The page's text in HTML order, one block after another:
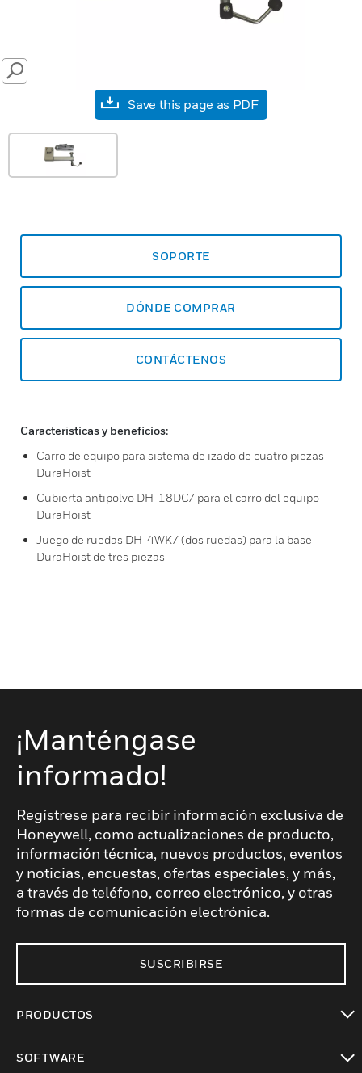
SEARCH
Save this page as PDF
SOPORTE
DÓNDE COMPRAR
CONTÁCTENOS
Características y beneficios:
Carro de equipo para sistema de izado de cuatro piezas
DuraHoist
Cubierta antipolvo DH-18DC/ para el carro del equipo
DuraHoist
Juego de ruedas DH-4WK/ (dos ruedas) para la base
DuraHoist de tres piezas
¡Manténgase
informado!
Regístrese para recibir información exclusiva de
Honeywell, como actualizaciones de producto,
información técnica, nuevos productos, eventos
y noticias, encuestas, ofertas especiales, y más,
a través de teléfono, correo electrónico, y otras
formas de comunicación electrónica.
SUSCRIBIRSE
PRODUCTOS
SOFTWARE